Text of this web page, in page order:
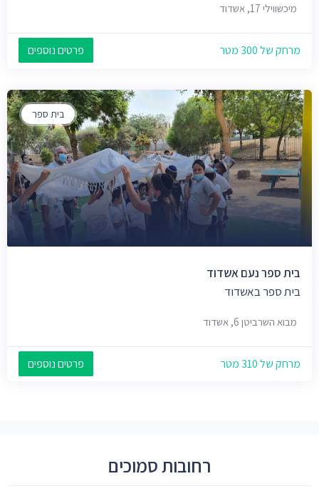
מיכשווילי 17, אשדוד
מרחק של 300 מטר פרטים נוספים
בית ספר
בית ספר נעם אשדוד
בית ספר באשדוד
מבוא השרביטן 6, אשדוד
מרחק של 310 מטר פרטים נוספים
רחובות סמוכים